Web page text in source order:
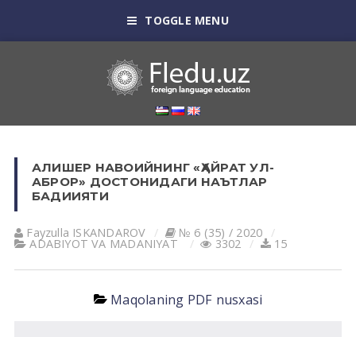
TOGGLE MENU
АЛИШЕР НАВОИЙНИНГ «ҲАЙРАТ УЛ-
АБРОР» ДОСТОНИДАГИ НАЪТЛАР
БАДИИЯТИ
Fayzulla ISKАNDАROV № 6 (35) / 2020
АDАBIYOT VА MАDАNIYAT 3302 15
Maqolaning PDF nusxasi